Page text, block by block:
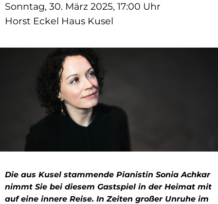
Sonntag, 30. März 2025, 17:00 Uhr
Horst Eckel Haus Kusel
Die aus Kusel stammende Pianistin Sonia Achkar
nimmt Sie bei diesem Gastspiel in der Heimat mit
auf eine innere Reise. In Zeiten großer Unruhe im